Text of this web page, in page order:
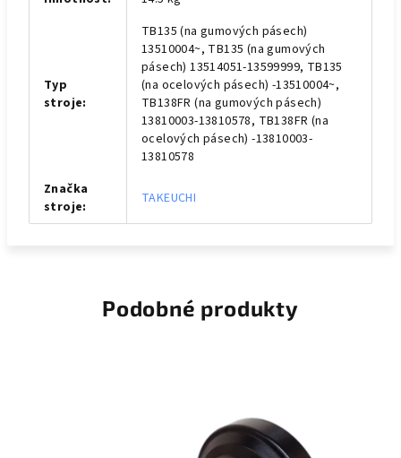
Typ
stroje:
TB135 (na gumových pásech)
13510004~, TB135 (na gumových
pásech) 13514051-13599999, TB135
(na ocelových pásech) -13510004~,
TB138FR (na gumových pásech)
13810003-13810578, TB138FR (na
ocelových pásech) -13810003-
13810578
Značka
stroje: TAKEUCHI
Podobné produkty